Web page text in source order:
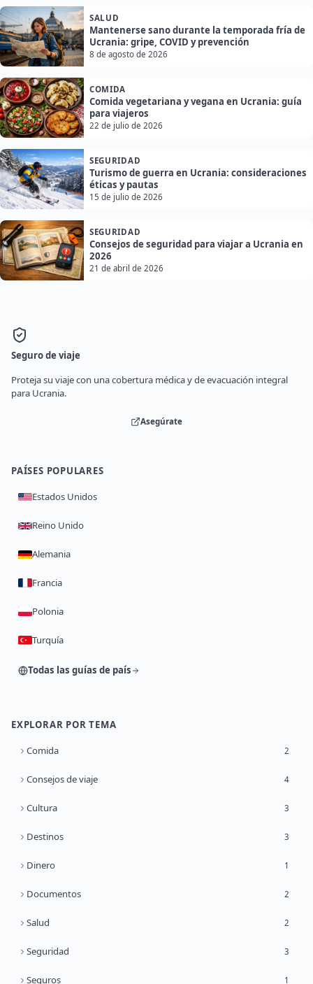
SALUD
Mantenerse sano durante la temporada fría de
Ucrania: gripe, COVID y prevención
8 de agosto de 2026
COMIDA
Comida vegetariana y vegana en Ucrania: guía
para viajeros
22 de julio de 2026
SEGURIDAD
Turismo de guerra en Ucrania: consideraciones
éticas y pautas
15 de julio de 2026
SEGURIDAD
Consejos de seguridad para viajar a Ucrania en
2026
21 de abril de 2026
Seguro de viaje
Proteja su viaje con una cobertura médica y de evacuación integral
para Ucrania.
Asegúrate
PAÍSES POPULARES
Estados Unidos
Reino Unido
Alemania
Francia
Polonia
Turquía
Todas las guías de país
EXPLORAR POR TEMA
Comida 2
Consejos de viaje 4
Cultura 3
Destinos 3
Dinero 1
Documentos 2
Salud 2
Seguridad 3
Seguros 1